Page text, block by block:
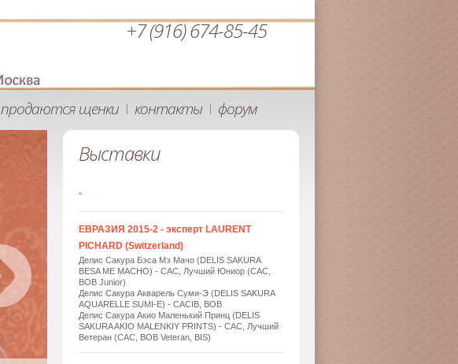
+7 (916) 674-85-45
продаются щенки | контакты | форум
Выставки
-
ЕВРАЗИЯ 2015-2 - эксперт LAURENT
PICHARD (Switzerland)
Делис Сакура Бэса Мэ Мачо (DELIS SAKURA
BESA ME MACHO) - САС, Лучший Юниор (САС,
BOB Junior)
Делис Сакура Акварель Суми-Э (DELIS SAKURA
AQUARELLE SUMI-E) - САСIB, BOB
Делис Сакура Акио Маленький Принц (DELIS
SAKURA AKIO MALENKIY PRINTS) - САС, Лучший
Ветеран (САС, BOB Veteran, BIS)